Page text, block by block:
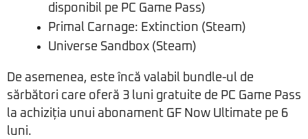
disponibil pe PC Game Pass)
Primal Carnage: Extinction (Steam)
Universe Sandbox (Steam)
De asemenea, este încă valabil bundle-ul de
sărbători care oferă 3 luni gratuite de PC Game Pass
la achiziția unui abonament GF Now Ultimate pe 6
luni.